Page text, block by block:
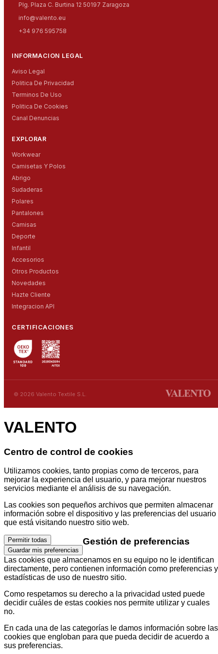
Plg. Plaza C. Burtina 12 50197 Zaragoza
info@valento.eu
+34 976 595758
INFORMACION LEGAL
Aviso Legal
Politica De Privacidad
Terminos De Uso
Politica De Cookies
Canal Denuncias
EXPLORAR
Workwear
Camisetas Y Polos
Abrigo
Sudaderas
Polares
Pantalones
Camisas
Deporte
Infantil
Accesorios
Otros Productos
Novedades
Hazte Cliente
Integracion API
CERTIFICACIONES
© 2026 Valento Textile S.L.
VALENTO
Centro de control de cookies
Utilizamos cookies, tanto propias como de terceros, para
mejorar la experiencia del usuario, y para mejorar nuestros
servicios mediante el análisis de su navegación.
Las cookies son pequeños archivos que permiten almacenar
información sobre el dispositivo y las preferencias del usuario
que está visitando nuestro sitio web.
Permitir todas
Guardar mis preferencias
Gestión de preferencias
Las cookies que almacenamos en su equipo no le identifican
directamente, pero contienen información como preferencias y
estadísticas de uso de nuestro sitio.
Como respetamos su derecho a la privacidad usted puede
decidir cuáles de estas cookies nos permite utilizar y cuales
no.
En cada una de las categorías le damos información sobre las
cookies que engloban para que pueda decidir de acuerdo a
sus preferencias.